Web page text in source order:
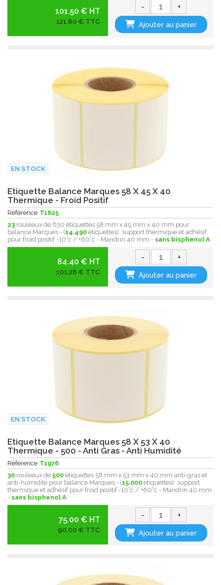
101.50 € HT
121,80 € TTC
- +
Ajouter au panier
EN STOCK
Etiquette Balance Marques 58 X 45 X 40
Thermique - Froid Positif
Référence T1625
23 rouleaux de 630 étiquettes 58 mm x 45 mm x 40 mm pour
balance Marques - (14.490 étiquettes) support thermique et adhésif
pour froid positif -10°c / +60°c - Mandrin 40 mm - sans bisphenol A
84.40 € HT
101,28 € TTC
- +
Ajouter au panier
EN STOCK
Etiquette Balance Marques 58 X 53 X 40
Thermique - 500 - Anti Gras - Anti Humidité
Référence T1976
30 rouleaux de 500 étiquettes 58 mm x 53 mm x 40 mm anti-gras et
anti-humidité pour balance Marques - (15.000 étiquettes) support
thermique et adhésif pour froid positif -10°c / +60°c - Mandrin 40 mm
- sans bisphenol A
75.00 € HT
90,00 € TTC
- +
Ajouter au panier